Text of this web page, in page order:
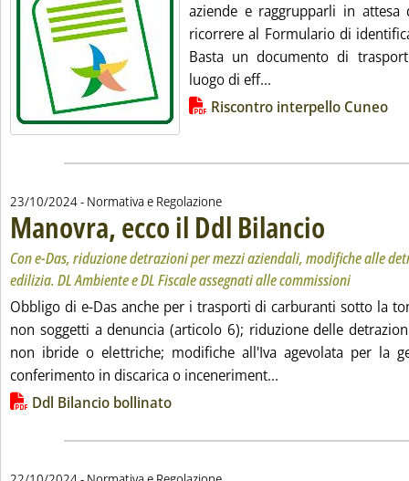
aziende e raggrupparli in
ricorrere al Formulario di
Basta un documento di
luogo di eff...
Lista allegati PDF alla notiziaRiscontro interpello Cuneo
23/10/2024- Normativa e Regolazione
Manovra, ecco il Ddl Bilancio
Con e-Das, riduzione detrazioni per mezzi aziendali, modifiche alle
edilizia. DL Ambiente e DL Fiscale assegnati alle commissioni
Obbligo di e-Das anche per i trasporti di carburanti sotto la
non soggetti a denuncia (articolo 6); riduzione delle
non ibride o elettriche; modifiche all'Iva agevolata per la
conferimento in discarica o inceneriment...
Lista allegati PDF alla notizia
Ddl Bilancio bollinato